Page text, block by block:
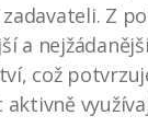
Z
a
což